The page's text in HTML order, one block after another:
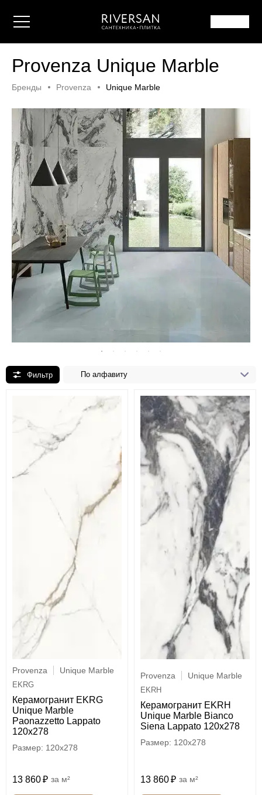
Provenza Unique Marble
Бренды Provenza Unique Marble
По алфавиту
Provenza Unique Marble
EKRG
Керамогранит EKRG
Unique Marble
Paonazzetto Lappato
120x278
120x278
13 860 м²
Provenza Unique Marble
EKRH
Керамогранит EKRH
Unique Marble Bianco
Siena Lappato 120x278
120x278
13 860 м²